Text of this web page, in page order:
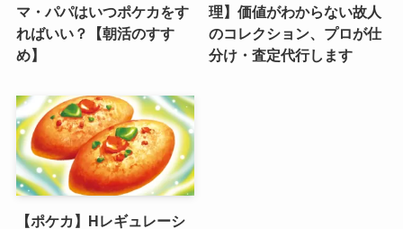
マ・パパはいつポケカをす
ればいい？【朝活のすす
め】
理】価値がわからない故人
のコレクション、プロが仕
分け・査定代行します
【ポケカ】Hレギュレーシ